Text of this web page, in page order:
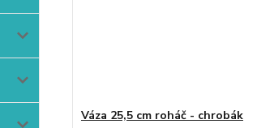
Váza 25,5 cm roháč - chrobák